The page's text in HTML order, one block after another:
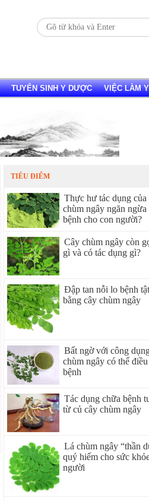
TUYỂN SINH Y DƯỢC VIỆC LÀM
TIÊU ĐIỂM
Thực hư tác dụng của
chùm ngây ngăn ngừa
bệnh cho con người?
Cây chùm ngây còn
gì và có tác dụng gì?
Đập tan nỗi lo bệnh
bằng cây chùm ngây
Bất ngờ với công
chùm ngây có thể
bệnh
Tác dụng chữa bệnh
từ củ cây chùm ngây
Lá chùm ngây “thần
quý hiếm cho sức
người